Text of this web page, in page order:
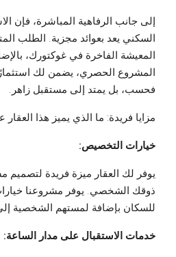
إلى جانب الرفاهية المباشرة، فإن
السكني يعد بعوائد مجزية. الطلب
المعيشة الفاخرة في غوكتورك،
المشروع الحصري، يضمن لك
فحسب، بل يمتد إلى مستقبل زاهر.
مزايا فريدة: ما الذي يميز هذا
خيارات التخصيص:
يوفر لك العقار ميزة فريدة
ذوقك الشخصي. يوفر مشروعنا
للسكان بإضافة لمستهم الشخصية
خدمات الاستقبال على مدار الساعة: